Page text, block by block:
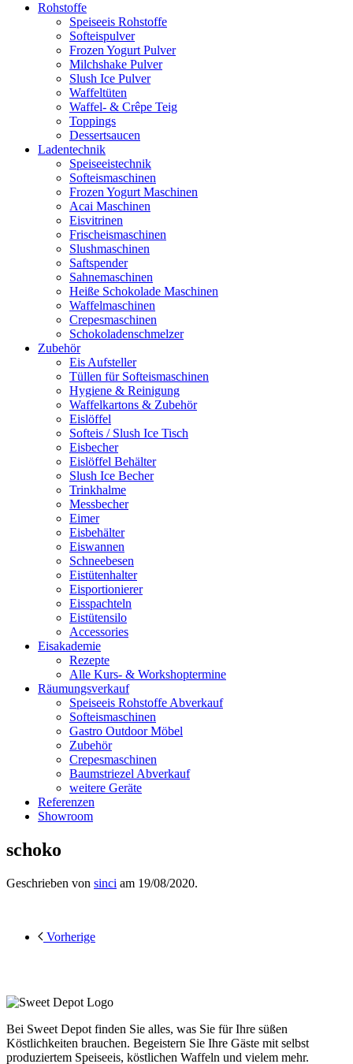
Rohstoffe
Speiseeis Rohstoffe
Softeispulver
Frozen Yogurt Pulver
Milchshake Pulver
Slush Ice Pulver
Waffeltüten
Waffel- & Crêpe Teig
Toppings
Dessertsaucen
Ladentechnik
Speiseeistechnik
Softeismaschinen
Frozen Yogurt Maschinen
Acai Maschinen
Eisvitrinen
Frischeismaschinen
Slushmaschinen
Saftspender
Sahnemaschinen
Heiße Schokolade Maschinen
Waffelmaschinen
Crepesmaschinen
Schokoladenschmelzer
Zubehör
Eis Aufsteller
Tüllen für Softeismaschinen
Hygiene & Reinigung
Waffelkartons & Zubehör
Eislöffel
Softeis / Slush Ice Tisch
Eisbecher
Eislöffel Behälter
Slush Ice Becher
Trinkhalme
Messbecher
Eimer
Eisbehälter
Eiswannen
Schneebesen
Eistütenhalter
Eisportionierer
Eisspachteln
Eistütensilo
Accessories
Eisakademie
Rezepte
Alle Kurs- & Workshoptermine
Räumungsverkauf
Speiseeis Rohstoffe Abverkauf
Softeismaschinen
Gastro Outdoor Möbel
Zubehör
Crepesmaschinen
Baumstriezel Abverkauf
weitere Geräte
Referenzen
Showroom
schoko
Geschrieben von sinci am 19/08/2020.
Vorherige
Bei Sweet Depot finden Sie alles, was Sie für Ihre süßen
Köstlichkeiten brauchen. Begeistern Sie Ihre Gäste mit selbst
produziertem Speiseeis, köstlichen Waffeln und vielem mehr.